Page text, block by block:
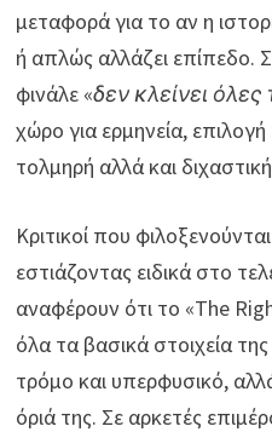
μεταφορά για το αν η
ή απλώς αλλάζει επίπεδο.
φινάλε «δεν κλείνει όλες
χώρο για ερμηνεία,
τολμηρή αλλά και
Κριτικοί που
εστιάζοντας ειδικά στο
αναφέρουν ότι το «The
όλα τα βασικά στοιχεία
τρόμο και υπερφυσικό,
όριά της. Σε αρκετές